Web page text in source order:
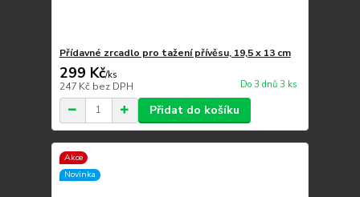
Přídavné zrcadlo pro tažení přívěsu, 19,5 x 13 cm
299 Kč/ks
247 Kč bez DPH Do 3 dnů 3 ks
Přidat do košíku
Akce
Novinka